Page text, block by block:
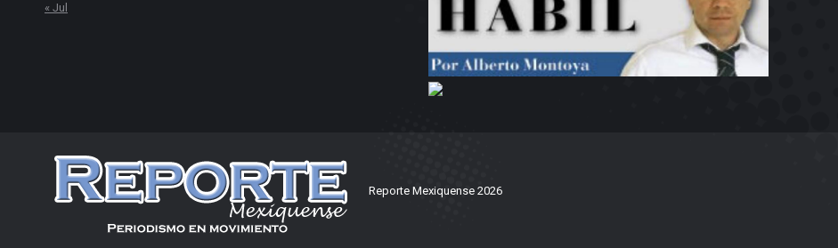
« Jul
Reporte Mexiquense 2026